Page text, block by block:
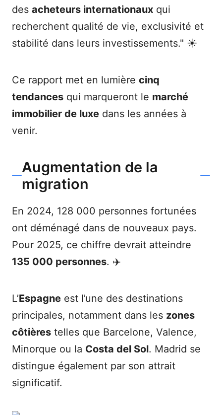
des acheteurs internationaux qui
recherchent qualité de vie, exclusivité et
stabilité dans leurs investissements." ☀️
Ce rapport met en lumière cinq
tendances qui marqueront le marché
immobilier de luxe dans les années à
venir.
Augmentation de la
migration
En 2024, 128 000 personnes fortunées
ont déménagé dans de nouveaux pays.
Pour 2025, ce chiffre devrait atteindre
135 000 personnes. ✈️
L’Espagne est l’une des destinations
principales, notamment dans les zones
côtières telles que Barcelone, Valence,
Minorque ou la Costa del Sol. Madrid se
distingue également par son attrait
significatif.